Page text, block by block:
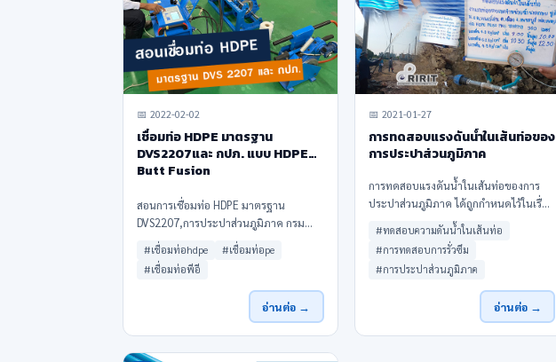
📅 2022-02-02
เชื่อมท่อ HDPE มาตรฐาน
DVS2207และ กปภ. แบบ HDPE
Butt Fusion
สอนการเชื่อมท่อ HDPE มาตรฐาน
DVS2207,การประปาส่วนภูมิภาค กรม
พัฒนาฝีมือแรงงาน เชื่อมท่อ PE อุณหภูมิที่
เหมาะสมสำหรับเชื่อมท่อ HDPE แรงดันที่
เหมาะสม
#เชื่อมท่อhdpe
#เชื่อมท่อpe
#เชื่อมท่อพีอี
อ่านต่อ →
📅 2021-01-27
การทดสอบแรงดันน้ำในเส้นท่อของ
การประปาส่วนภูมิภาค
การทดสอบแรงดันน้ำในเส้นท่อของการ
ประปาส่วนภูมิภาค ได้ถูกกำหนดไว้ในเรื่อง
การทดสอบท่อส่งน้ำ/ท่อจ่ายน้ำที่วางใหม่
จะเป็นการทดสอบหารอยรั่วและทนแร
งดันร้ำในแนวเส้นท่อรวมถึงอุปกรณ์ตามที่
ออกแบบ โดยเพื่อให้ได้
#ทดสอบความดันน้ำในเส้นท่อ
#การทดสอบการรั่วซึม
#การประปาส่วนภูมิภาค
อ่านต่อ →